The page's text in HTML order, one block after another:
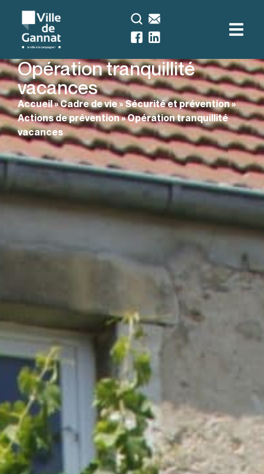
Opération tranquillité
vacances
Accueil»Cadre de vie»Sécurité et prévention»
Actions de prévention»Opération tranquillité
vacances